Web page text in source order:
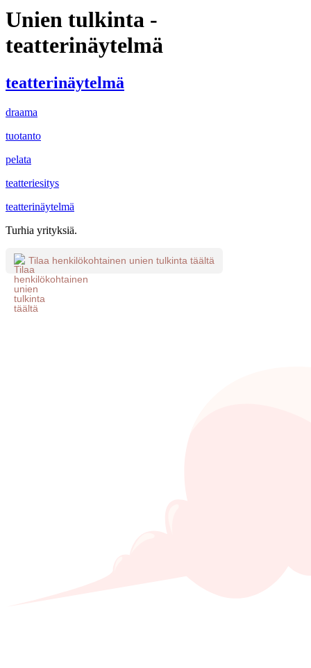
Unien tulkinta -
teatterinäytelmä
teatterinäytelmä
draama
tuotanto
pelata
teatteriesitys
teatterinäytelmä
Turhia yrityksiä.
Tilaa henkilökohtainen unien tulkinta täältä